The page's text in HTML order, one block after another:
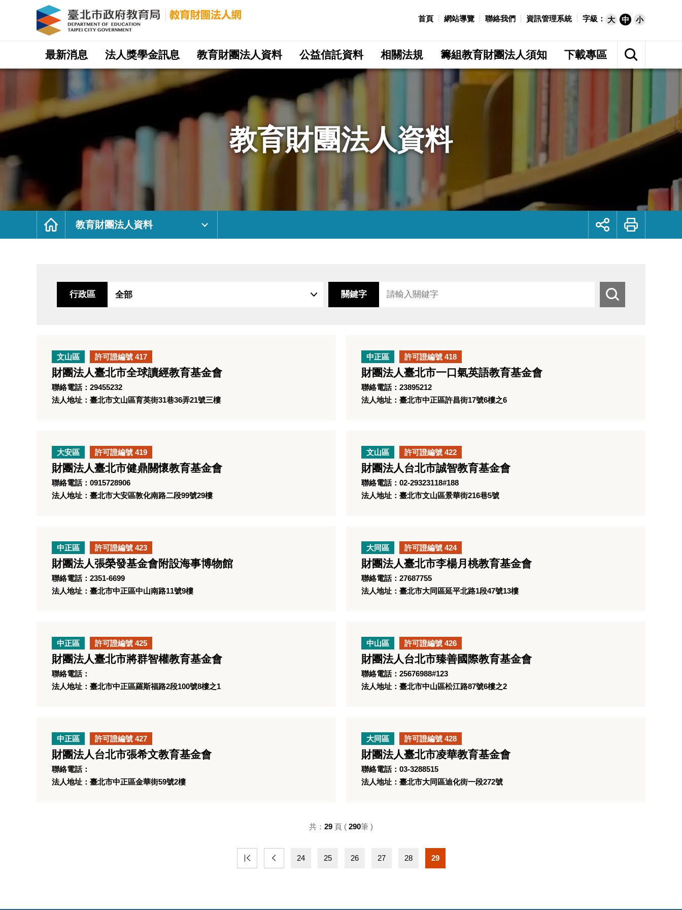
｜
府
首頁 網站導覽 聯絡我們 資訊管理系統 字級： 大 中 小
網
最新消息 法人獎學金訊息 教育財團法人資料 公益信託資料 相關法規 籌組教育財團法人須知 下載專區
展
開
網
站
尋
教育財團法人資料
首
教育財團法人資料
展
鈕
列
行政區 關鍵字
搜
尋
文山區 許可證編號 417
財團法人臺北市全球讀經教育基金會
聯絡電話：29455232
法人地址：臺北市文山區育英街31巷36弄21號三樓
中正區 許可證編號 418
財團法人臺北市一口氣英語教育基金會
聯絡電話：23895212
法人地址：臺北市中正區許昌街17號6樓之6
大安區 許可證編號 419
財團法人臺北市健鼎關懷教育基金會
聯絡電話：0915728906
法人地址：臺北市大安區敦化南路二段99號29樓
文山區 許可證編號 422
財團法人台北市誠智教育基金會
聯絡電話：02-29323118#188
法人地址：臺北市文山區景華街216巷5號
中正區 許可證編號 423
財團法人張榮發基金會附設海事博物館
聯絡電話：2351-6699
法人地址：臺北市中正區中山南路11號9樓
大同區 許可證編號 424
財團法人臺北市李楊月桃教育基金會
聯絡電話：27687755
法人地址：臺北市大同區延平北路1段47號13樓
中正區 許可證編號 425
財團法人臺北市將群智權教育基金會
聯絡電話：
法人地址：臺北市中正區羅斯福路2段100號8樓之1
中山區 許可證編號 426
財團法人台北市臻善國際教育基金會
聯絡電話：25676988#123
法人地址：臺北市中山區松江路87號6樓之2
中正區 許可證編號 427
財團法人台北市張希文教育基金會
聯絡電話：
法人地址：臺北市中正區金華街59號2樓
大同區 許可證編號 428
財團法人臺北市凌華教育基金會
聯絡電話：03-3288515
法人地址：臺北市大同區迪化街一段272號
24 25 26 27 28 29
共： 29 頁 ( 290筆 )